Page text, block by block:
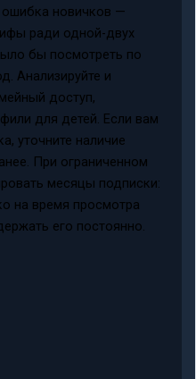
ошибка новичков —
ради одной-двух
бы посмотреть по
Анализируйте и
доступ,
для детей. Если вам
уточните наличие
При ограниченном
месяцы подписки:
на время просмотра
его постоянно.